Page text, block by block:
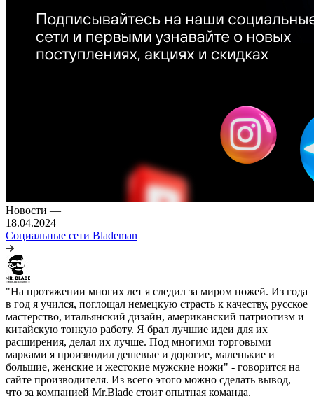
Новости —
18.04.2024
Социальные сети Blademan
"На протяжении многих лет я следил за миром ножей. Из года
в год я учился, поглощал немецкую страсть к качеству, русское
мастерство, итальянский дизайн, американский патриотизм и
китайскую тонкую работу. Я брал лучшие идеи для их
расширения, делал их лучше. Под многими торговыми
марками я производил дешевые и дорогие, маленькие и
большие, женские и жестокие мужские ножи" - говорится на
сайте производителя. Из всего этого можно сделать вывод,
что за компанией Mr.Blade стоит опытная команда.